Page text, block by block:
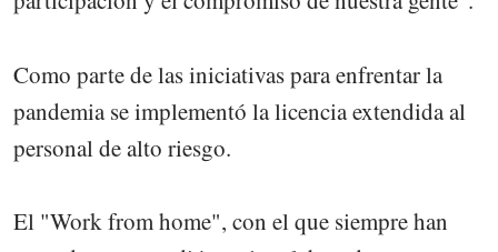
Como parte de las iniciativas para enfrentar la
pandemia se implementó la licencia extendida al
personal de alto riesgo.
El "Work from home", con el que siempre han